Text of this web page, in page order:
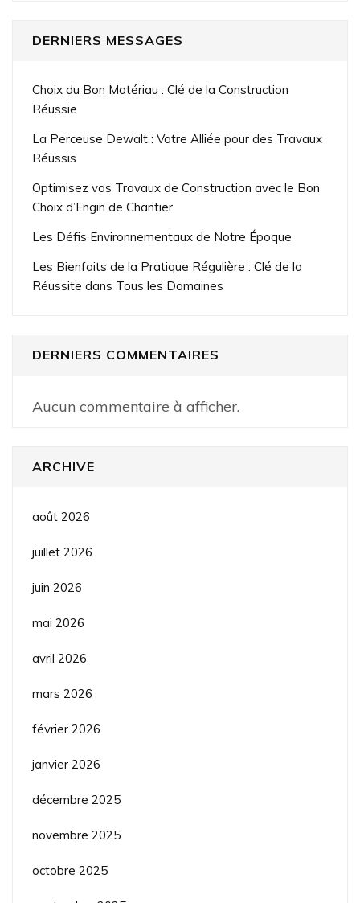
DERNIERS MESSAGES
Choix du Bon Matériau : Clé de la Construction
Réussie
La Perceuse Dewalt : Votre Alliée pour des Travaux
Réussis
Optimisez vos Travaux de Construction avec le Bon
Choix d’Engin de Chantier
Les Défis Environnementaux de Notre Époque
Les Bienfaits de la Pratique Régulière : Clé de la
Réussite dans Tous les Domaines
DERNIERS COMMENTAIRES
Aucun commentaire à afficher.
ARCHIVE
août 2026
juillet 2026
juin 2026
mai 2026
avril 2026
mars 2026
février 2026
janvier 2026
décembre 2025
novembre 2025
octobre 2025